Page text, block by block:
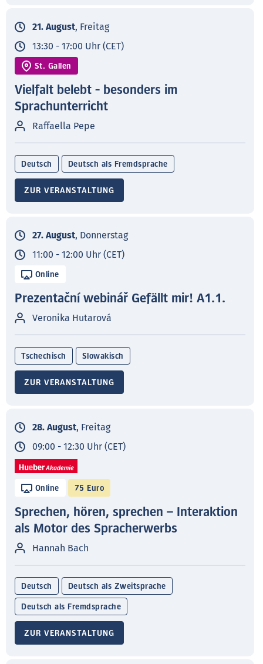
21. August, Freitag
13:30 - 17:00 Uhr (CET)
St. Gallen
Vielfalt belebt - besonders im
Sprachunterricht
Raffaella Pepe
Deutsch Deutsch als Fremdsprache
ZUR VERANSTALTUNG
27. August, Donnerstag
11:00 - 12:00 Uhr (CET)
Online
Prezentační webinář Gefällt mir! A1.1.
Veronika Hutarová
Tschechisch Slowakisch
ZUR VERANSTALTUNG
28. August, Freitag
09:00 - 12:30 Uhr (CET)
Online 75 Euro
Sprechen, hören, sprechen – Interaktion
als Motor des Spracherwerbs
Hannah Bach
Deutsch Deutsch als Zweitsprache
Deutsch als Fremdsprache
ZUR VERANSTALTUNG